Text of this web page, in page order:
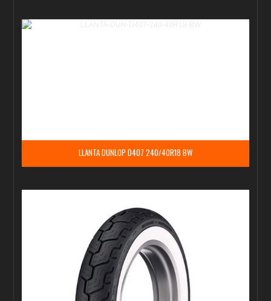
LLANTA DUNLOP D407 240/40R18 BW